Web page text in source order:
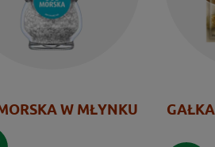
W MŁYNKU